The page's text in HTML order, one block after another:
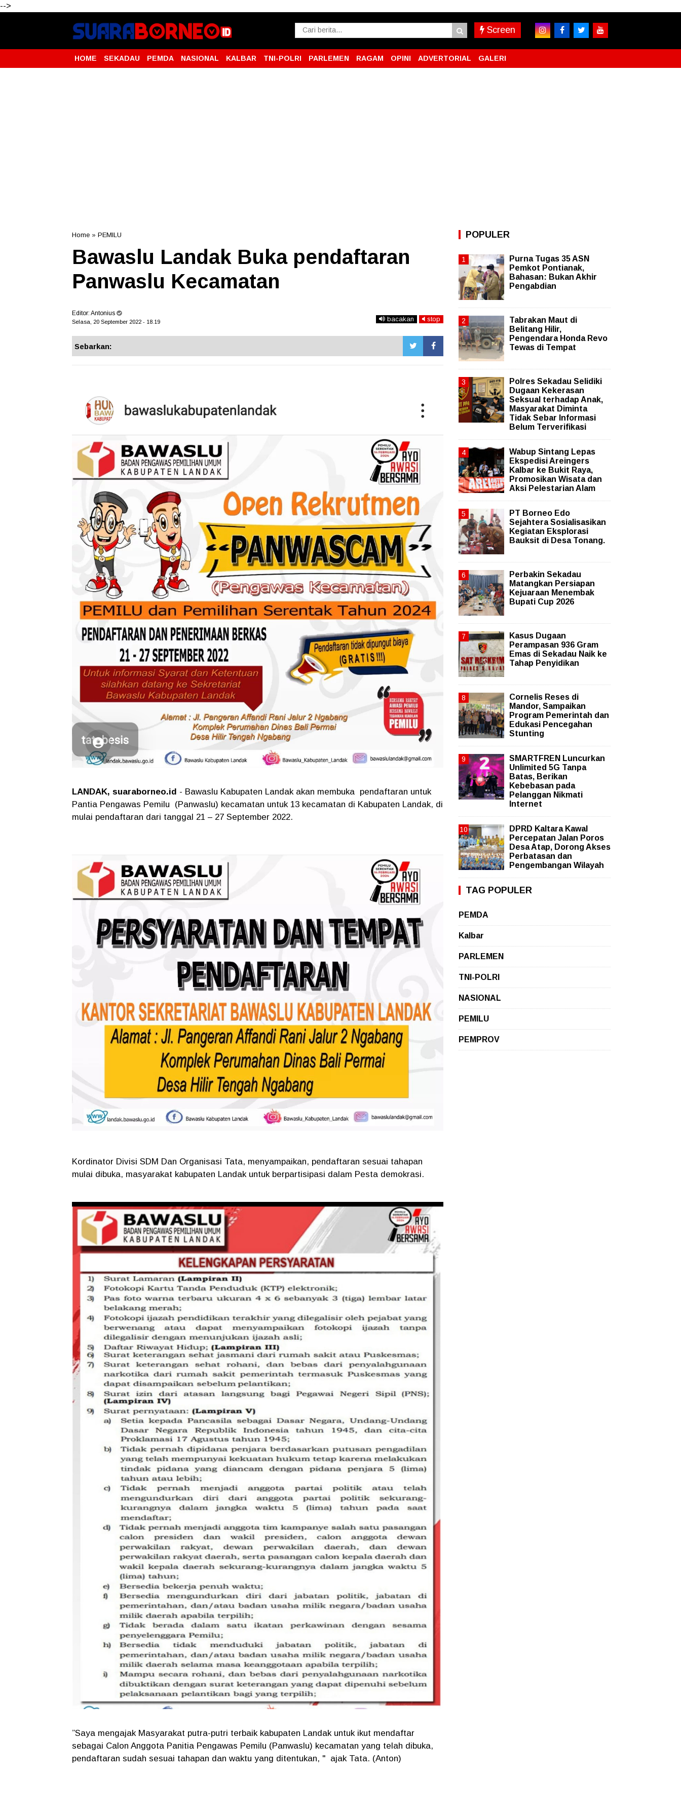
-->
Screen
HOME SEKADAU PEMDA NASIONAL KALBAR TNI-POLRI PARLEMEN RAGAM OPINI ADVERTORIAL GALERI
Home » PEMILU
Bawaslu Landak Buka pendaftaran
Panwaslu Kecamatan
Editor: Antonius
Selasa, 20 September 2022 - 18.19 bacakan stop
Sebarkan:
LANDAK, suaraborneo.id - Bawaslu Kabupaten Landak akan membuka pendaftaran untuk
Pantia Pengawas Pemilu (Panwaslu) kecamatan untuk 13 kecamatan di Kabupaten Landak, di
mulai pendaftaran dari tanggal 21 – 27 September 2022.
Kordinator Divisi SDM Dan Organisasi Tata, menyampaikan, pendaftaran sesuai tahapan
mulai dibuka, masyarakat kabupaten Landak untuk berpartisipasi dalam Pesta demokrasi.
”Saya mengajak Masyarakat putra-putri terbaik kabupaten Landak untuk ikut mendaftar
sebagai Calon Anggota Panitia Pengawas Pemilu (Panwaslu) kecamatan yang telah dibuka,
pendaftaran sudah sesuai tahapan dan waktu yang ditentukan, " ajak Tata. (Anton)
POPULER
Purna Tugas 35 ASN
Pemkot Pontianak,
Bahasan: Bukan Akhir
Pengabdian
Tabrakan Maut di
Belitang Hilir,
Pengendara Honda Revo
Tewas di Tempat
Polres Sekadau Selidiki
Dugaan Kekerasan
Seksual terhadap Anak,
Masyarakat Diminta
Tidak Sebar Informasi
Belum Terverifikasi
Wabup Sintang Lepas
Ekspedisi Areingers
Kalbar ke Bukit Raya,
Promosikan Wisata dan
Aksi Pelestarian Alam
PT Borneo Edo
Sejahtera Sosialisasikan
Kegiatan Eksplorasi
Bauksit di Desa Tonang.
Perbakin Sekadau
Matangkan Persiapan
Kejuaraan Menembak
Bupati Cup 2026
Kasus Dugaan
Perampasan 936 Gram
Emas di Sekadau Naik ke
Tahap Penyidikan
Cornelis Reses di
Mandor, Sampaikan
Program Pemerintah dan
Edukasi Pencegahan
Stunting
SMARTFREN Luncurkan
Unlimited 5G Tanpa
Batas, Berikan
Kebebasan pada
Pelanggan Nikmati
Internet
DPRD Kaltara Kawal
Percepatan Jalan Poros
Desa Atap, Dorong Akses
Perbatasan dan
Pengembangan Wilayah
TAG POPULER
PEMDA
Kalbar
PARLEMEN
TNI-POLRI
NASIONAL
PEMILU
PEMPROV